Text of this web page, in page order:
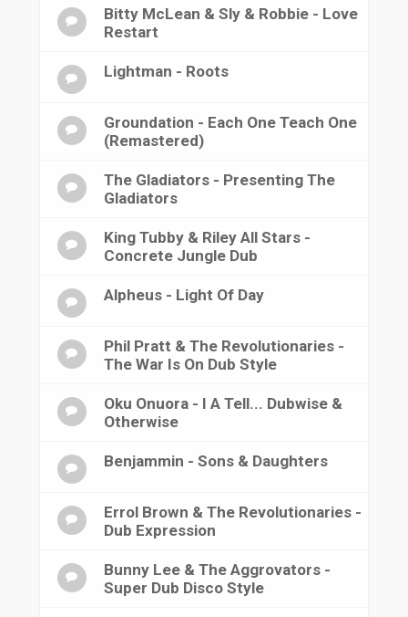
Bitty McLean & Sly & Robbie - Love
Restart
Lightman - Roots
Groundation - Each One Teach One
(Remastered)
The Gladiators - Presenting The
Gladiators
King Tubby & Riley All Stars -
Concrete Jungle Dub
Alpheus - Light Of Day
Phil Pratt & The Revolutionaries -
The War Is On Dub Style
Oku Onuora - I A Tell... Dubwise &
Otherwise
Benjammin - Sons & Daughters
Errol Brown & The Revolutionaries -
Dub Expression
Bunny Lee & The Aggrovators -
Super Dub Disco Style